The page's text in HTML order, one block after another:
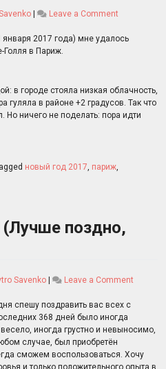
| Leave a Comment
пересадка
января 2017 года) мне удалось
Голля в Париж.
в городе стояла низкая облачность,
гуляла в районе +2 градусов. Так что
ничего не поделать: пора идти
новый год 2017 париж
поздно,
Savenko | Leave a Comment
(Лучше
чем
спешу поздравить вас всех с
368 дней было иногда
иногда грустно и невыносимо,
случае, был приобретён
сможем воспользоваться. Хочу
и только положительного опыта в